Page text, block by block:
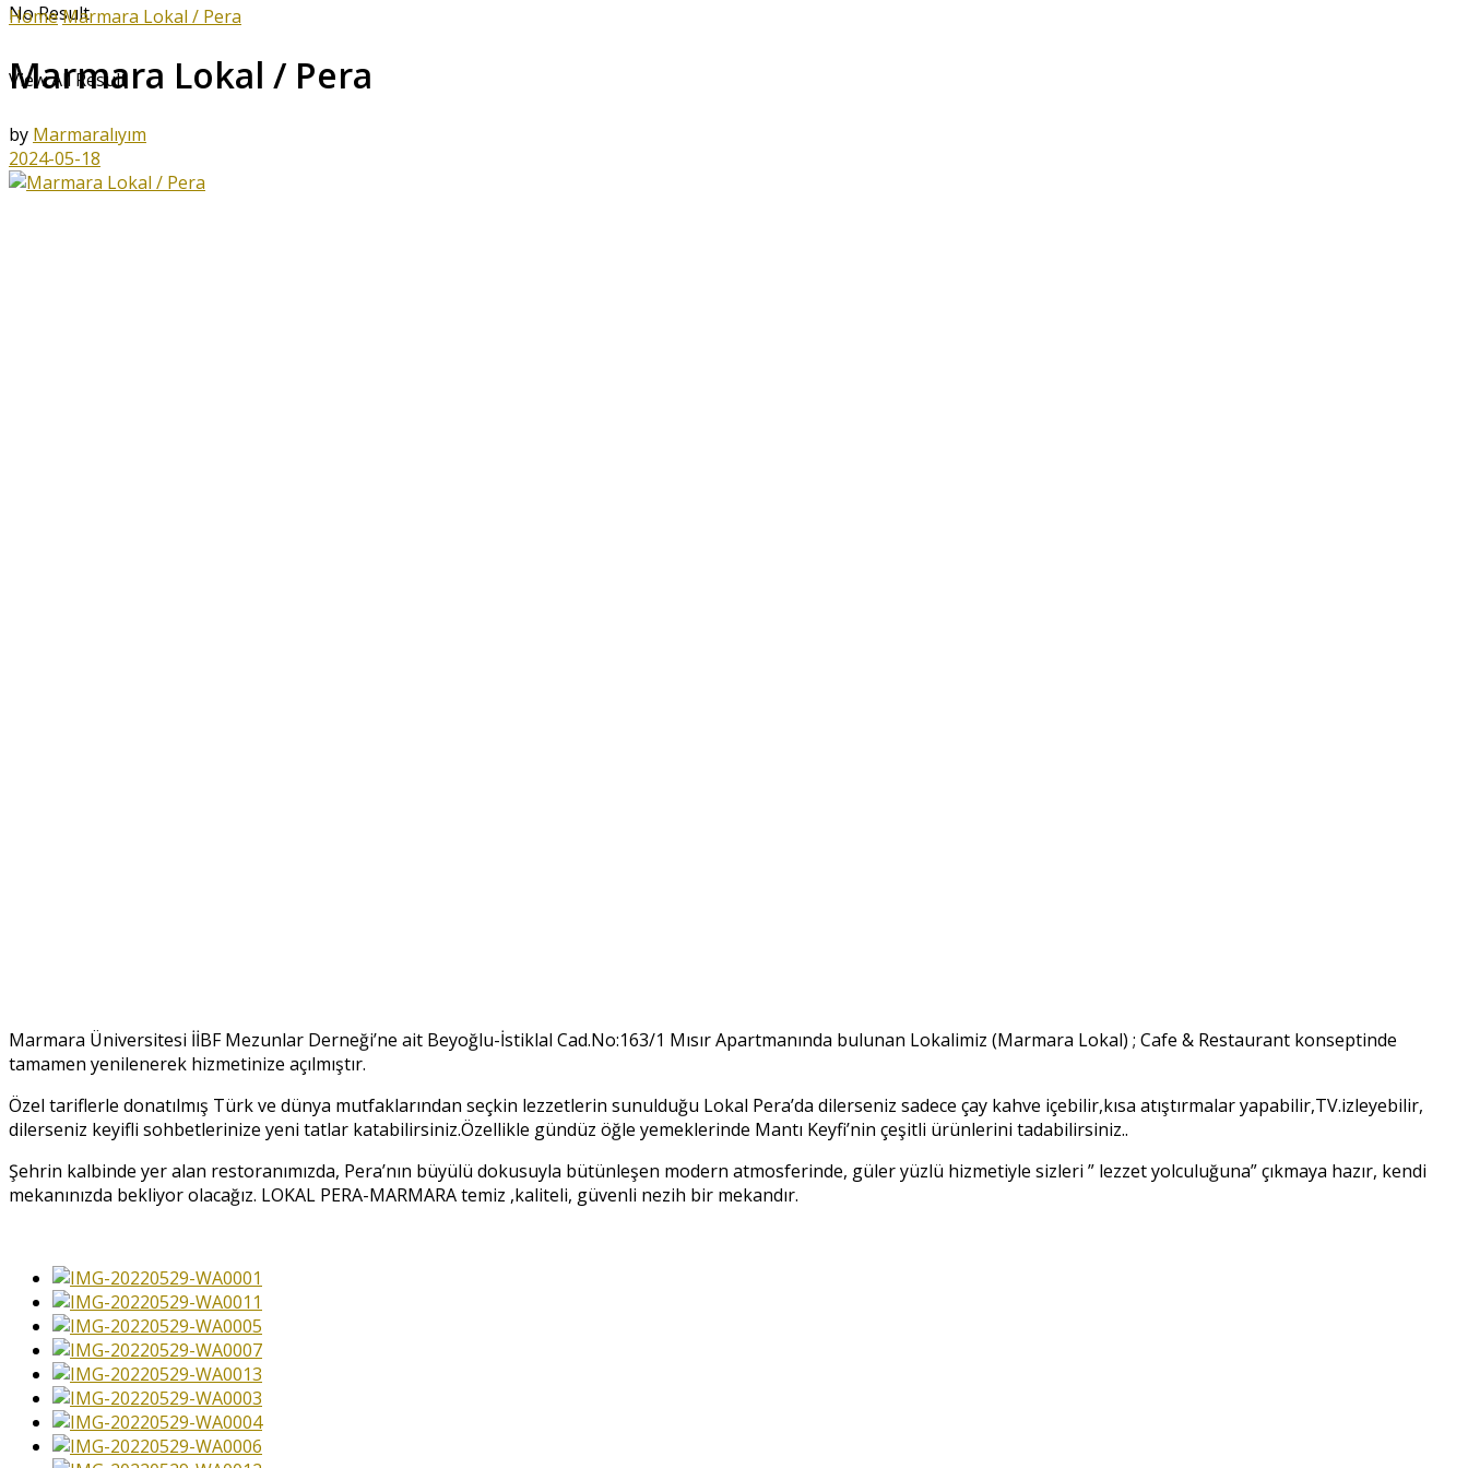
No Result
View All Result
HomeMarmara Lokal / Pera
Marmara Lokal / Pera
by Marmaralıyım
2024-05-18
Marmara Üniversitesi İİBF Mezunlar Derneği’ne ait Beyoğlu-İstiklal Cad.No:163/1 Mısır Apartmanında bulunan Lokalimiz (Marmara Lokal) ; Cafe & Restaurant konseptinde
tamamen yenilenerek hizmetinize açılmıştır.
Özel tariflerle donatılmış Türk ve dünya mutfaklarından seçkin lezzetlerin sunulduğu Lokal Pera’da dilerseniz sadece çay kahve içebilir,kısa atıştırmalar yapabilir,TV.izleyebilir,
dilerseniz keyifli sohbetlerinize yeni tatlar katabilirsiniz.Özellikle gündüz öğle yemeklerinde Mantı Keyfi’nin çeşitli ürünlerini tadabilirsiniz..
Şehrin kalbinde yer alan restoranımızda, Pera’nın büyülü dokusuyla bütünleşen modern atmosferinde, güler yüzlü hizmetiyle sizleri ” lezzet yolculuğuna” çıkmaya hazır, kendi
mekanınızda bekliyor olacağız. LOKAL PERA-MARMARA temiz ,kaliteli, güvenli nezih bir mekandır.